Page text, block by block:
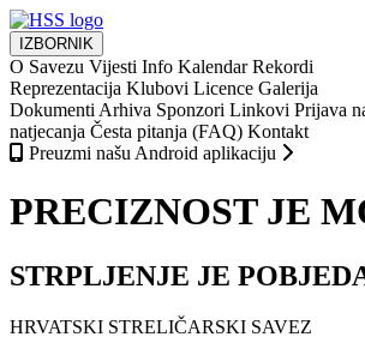
IZBORNIK
O Savezu Vijesti Info Kalendar Rekordi
Reprezentacija Klubovi Licence Galerija
Dokumenti Arhiva Sponzori Linkovi Prijava
natjecanja Česta pitanja (FAQ) Kontakt
Preuzmi našu Android aplikaciju
PRECIZNOST JE
STRPLJENJE JE
HRVATSKI STRELIČARSKI SAVEZ